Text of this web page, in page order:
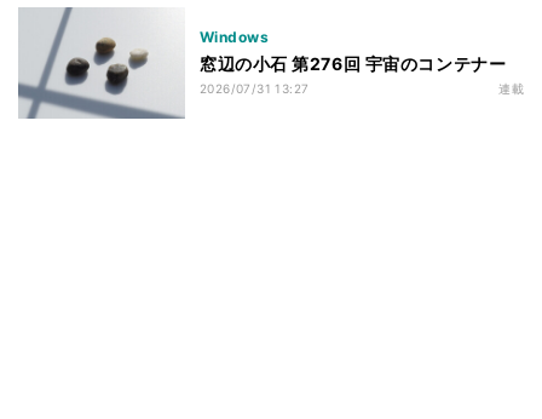
Windows
窓辺の小石 第276回 宇宙のコンテナー
2026/07/31 13:27 連載